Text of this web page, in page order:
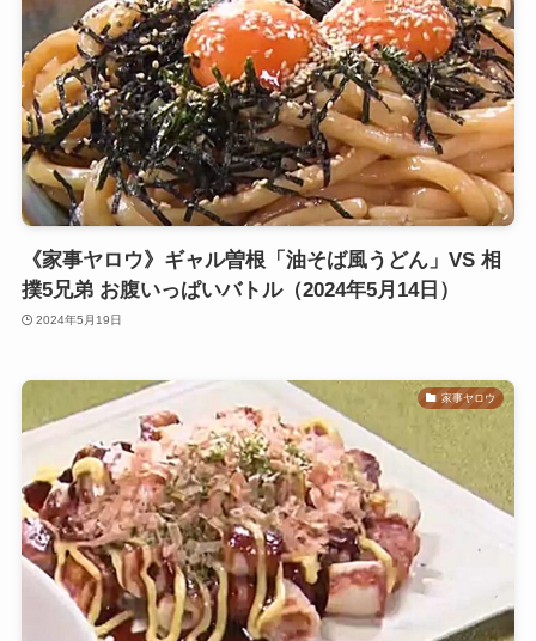
《家事ヤロウ》ギャル曽根「油そば風うどん」VS 相
撲5兄弟 お腹いっぱいバトル（2024年5月14日）
2024年5月19日
家事ヤロウ